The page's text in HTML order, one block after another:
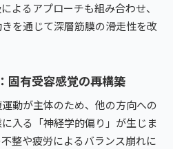
よるアプローチも組み合わせ、
を通じて深層筋膜の滑走性を改
固有受容感覚の再構築
動が主体のため、他の方向への
入る「神経学的偏り」が生じま
整や疲労によるバランス崩れに